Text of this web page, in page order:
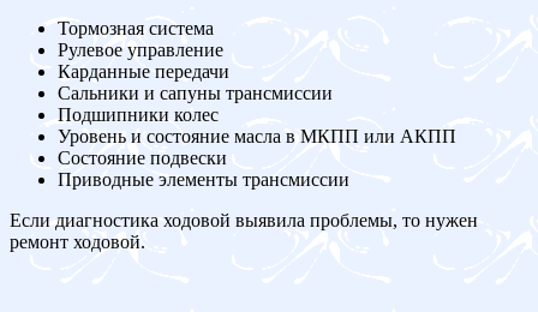
Тормозная система
Рулевое управление
Карданные передачи
Сальники и сапуны трансмиссии
Подшипники колес
Уровень и состояние масла в МКПП или АКПП
Состояние подвески
Приводные элементы трансмиссии
Если диагностика ходовой выявила проблемы, то нужен
ремонт ходовой.